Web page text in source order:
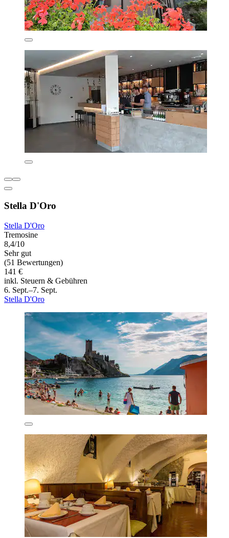
Stella D'Oro
Stella D'Oro
Tremosine
8,4/10
Sehr gut
(51 Bewertungen)
141 €
inkl. Steuern & Gebühren
6. Sept.–7. Sept.
Stella D'Oro